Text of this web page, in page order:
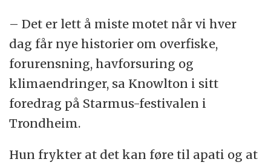
vitenskapsfestival?
Verdenskjent økonom: - Vi har ikke et
fungerende demokrati i USA
– Hvordan kan en nobelprisvinner
fornærme halve jordas befolkning?
Trondheim 18.–23. juni 2017, med Norges
teknisk-naturvitenskapelige universitet
(NTNU) som vertskap.
Det var den armenske forskeren og
musikeren Garik Israelian som tok initiativet
astrofysiker og musiker, kjent som tidligere
– Det er lett å miste motet når vi hver
dag får nye historier om overfiske,
forurensning, havforsuring og
klimaendringer, sa Knowlton i sitt
foredrag på Starmus-festivalen i
Trondheim.
Hun frykter at det kan føre til apati og at